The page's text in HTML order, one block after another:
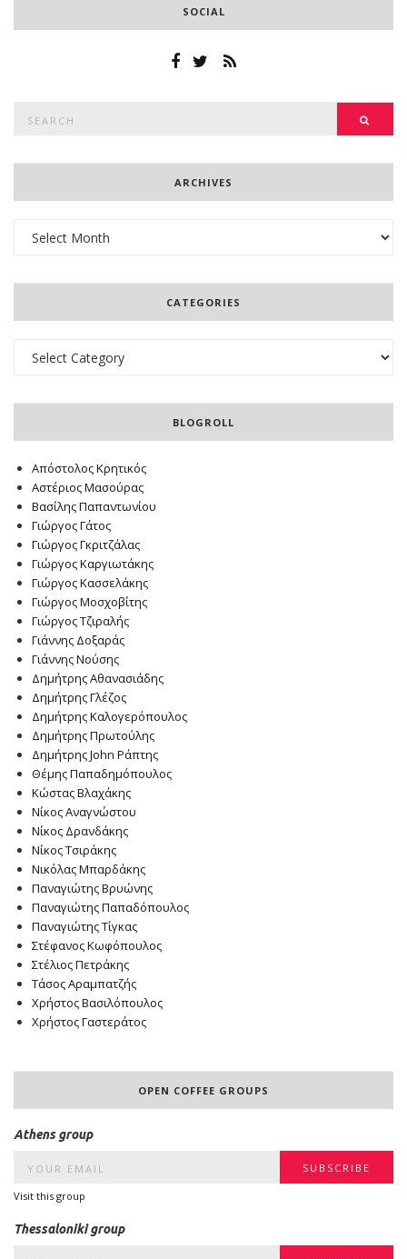
SOCIAL
for:
ARCHIVES
CATEGORIES
BLOGROLL
Απόστολος Κρητικός
Αστέριος Μασούρας
Βασίλης Παπαντωνίου
Γιώργος Γάτος
Γιώργος Γκριτζάλας
Γιώργος Καργιωτάκης
Γιώργος Κασσελάκης
Γιώργος Μοσχοβίτης
Γιώργος Τζιραλής
Γιάννης Δοξαράς
Γιάννης Νούσης
Δημήτρης Αθανασιάδης
Δημήτρης Γλέζος
Δημήτρης Καλογερόπουλος
Δημήτρης Πρωτούλης
Δημήτρης John Ράπτης
Θέμης Παπαδημόπουλος
Κώστας Βλαχάκης
Νίκος Αναγνώστου
Νίκος Δρανδάκης
Νίκος Τσιράκης
Νικόλας Μπαρδάκης
Παναγιώτης Βρυώνης
Παναγιώτης Παπαδόπουλος
Παναγιώτης Τίγκας
Στέφανος Κωφόπουλος
Στέλιος Πετράκης
Τάσος Αραμπατζής
Χρήστος Βασιλόπουλος
Χρήστος Γαστεράτος
OPEN COFFEE GROUPS
Athens group
Visit this group
Thessaloniki group